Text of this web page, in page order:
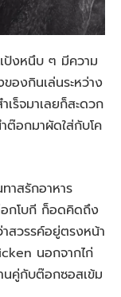
ป้งหนึบ ๆ มีความ
องกินเล่นระหว่าง
ร็จมาเลยก็สะดวก
อกมาผัดใส่กับโค
าสรักอาหาร
กโบกี ก็อดคิดถึง
สวรรค์อยู่ตรงหน้า
นอกจากไก่
คู่กับต๊อกซอสเข้ม